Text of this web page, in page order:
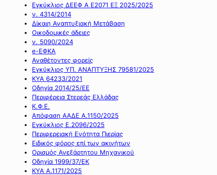
Εγκύκλιος ΔΕΕΦ Α Ε2071 ΕΞ 2025/2025
ν. 4314/2014
Δίκαιη Αναπτυξιακή Μετάβαση
Οικοδομικές άδειες
ν. 5090/2024
e-ΕΦΚΑ
Αναθέτοντες φορείς
Εγκύκλιος ΥΠ. ΑΝΑΠΤΥΞΗΣ 79581/2025
ΚΥΑ 64233/2021
Οδηγία 2014/25/ΕΕ
Περιφέρεια Στερεάς Ελλάδας
Κ.Φ.Ε.
Απόφαση ΑΑΔΕ Α.1150/2025
Εγκύκλιος Ε.2096/2025
Περιφερειακή Ενότητα Πιερίας
Ειδικός φόρος επί των ακινήτων
Ορισμός Ανεξάρτητου Μηχανικού
Οδηγία 1999/37/ΕΚ
ΚΥΑ Α.1171/2025